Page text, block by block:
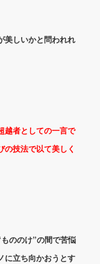
美しいかと問われれ
越者としての一言で
の技法で以て美しく
ののけ”の間で苦悩
に立ち向かおうとす